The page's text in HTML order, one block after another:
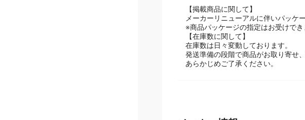
【掲載商品に関して】
メーカーリニューアルに伴いパッケ
※商品パッケージの指定はお受けでき
【在庫数に関して】
在庫数は日々変動しております。
発送準備の段階で商品がお取り寄せ
あらかじめご了承ください。